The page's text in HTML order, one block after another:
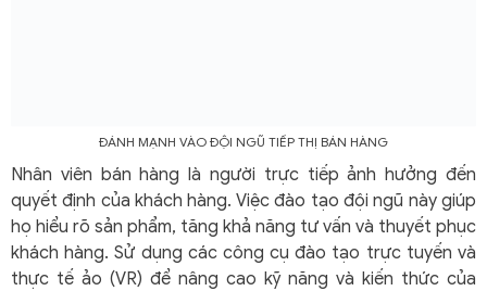
ĐÁNH MẠNH VÀO ĐỘI NGŨ TIẾP THỊ BÁN HÀNG
Nhân viên bán hàng là người trực tiếp ảnh hưởng đến
quyết định của khách hàng. Việc đào tạo đội ngũ này giúp
họ hiểu rõ sản phẩm, tăng khả năng tư vấn và thuyết phục
khách hàng. Sử dụng các công cụ đào tạo trực tuyến và
thực tế ảo (VR) để nâng cao kỹ năng và kiến thức của